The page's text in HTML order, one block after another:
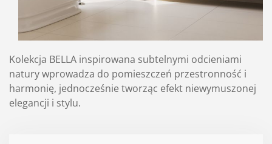
Kolekcja BELLA inspirowana subtelnymi odcieniami
natury wprowadza do pomieszczeń przestronność i
harmonię, jednocześnie tworząc efekt niewymuszonej
elegancji i stylu.